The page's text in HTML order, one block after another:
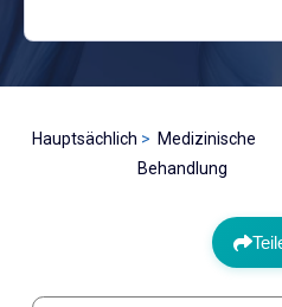
Hauptsächlich
Medizinische
Behandlung